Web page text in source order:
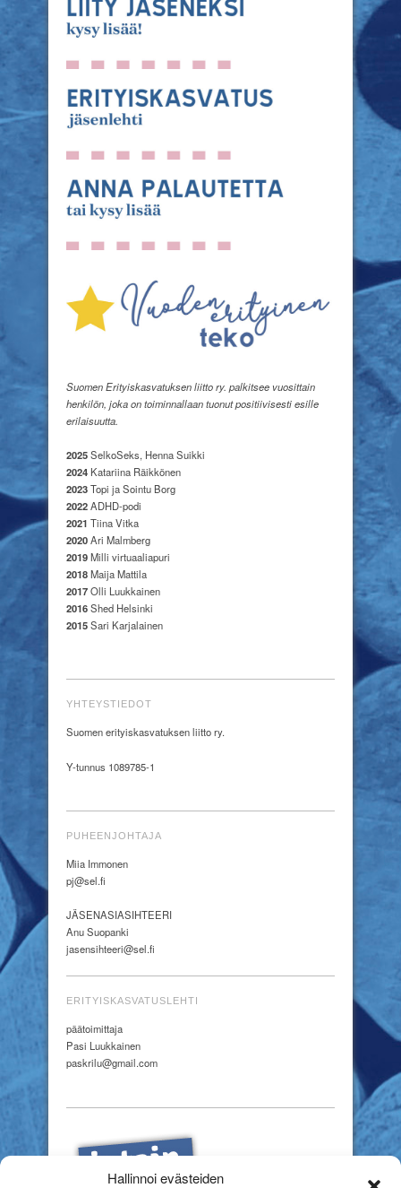
Hallinnoi evästeiden
Suomen Erityiskasvatuksen liitto ry. palkitsee vuosittain
henkilön, joka on toiminnallaan tuonut positiivisesti esille
erilaisuutta.
2025SelkoSeks, Henna Suikki
2024 Katariina Räikkönen
2023Topi ja Sointu Borg
2022ADHD-podi
2021 Tiina Vitka
2020Ari Malmberg
2019Milli virtuaaliapuri
2018Maija Mattila
2017Olli Luukkainen
2016Shed Helsinki
2015Sari Karjalainen
YHTEYSTIEDOT
Suomen erityiskasvatuksen liitto ry.
Y-tunnus 1089785-1
PUHEENJOHTAJA
Miia Immonen
pj@sel.fi
JÄSENASIASIHTEERI
Anu Suopanki
jasensihteeri@sel.fi
ERITYISKASVATUSLEHTI
päätoimittaja
Pasi Luukkainen
paskrilu@gmail.com